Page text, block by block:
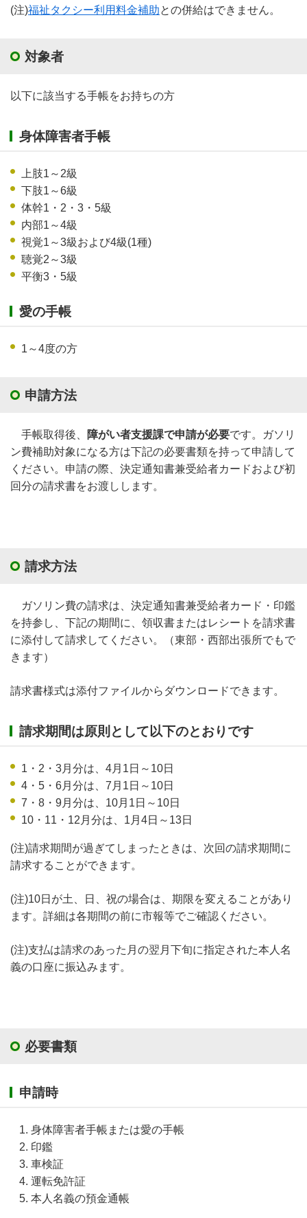
(注)福祉タクシー利用料金補助との併給はできません。
対象者
以下に該当する手帳をお持ちの方
身体障害者手帳
上肢1～2級
下肢1～6級
体幹1・2・3・5級
内部1～4級
視覚1～3級および4級(1種)
聴覚2～3級
平衡3・5級
愛の手帳
1～4度の方
申請方法
手帳取得後、 障がい者支援課で申請が必要です。ガソリ
ン費補助対象になる方は下記の必要書類を持って申請して
ください。申請の際、決定通知書兼受給者カードおよび初
回分の請求書をお渡しします。
請求方法
ガソリン費の請求は、決定通知書兼受給者カード・印鑑
を持参し、下記の期間に、領収書またはレシートを請求書
に添付して請求してください。（東部・西部出張所でもで
きます）
請求書様式は添付ファイルからダウンロードできます。
請求期間は原則として以下のとおりです
1・2・3月分は、4月1日～10日
4・5・6月分は、7月1日～10日
7・8・9月分は、10月1日～10日
10・11・12月分は、1月4日～13日
(注)請求期間が過ぎてしまったときは、次回の請求期間に
請求することができます。
(注)10日が土、日、祝の場合は、期限を変えることがあり
ます。詳細は各期間の前に市報等でご確認ください。
(注)支払は請求のあった月の翌月下旬に指定された本人名
義の口座に振込みます。
必要書類
申請時
身体障害者手帳または愛の手帳
印鑑
車検証
運転免許証
本人名義の預金通帳